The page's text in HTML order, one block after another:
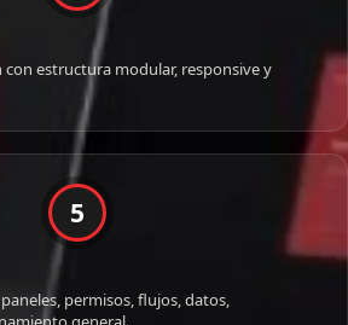
estructura modular, responsive y
5
permisos, flujos, datos,